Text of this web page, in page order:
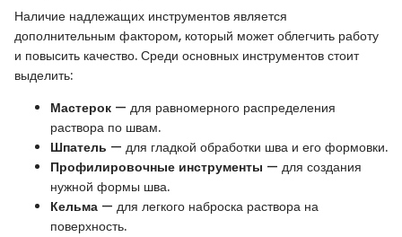
Наличие надлежащих инструментов является
дополнительным фактором, который может облегчить работу
и повысить качество. Среди основных инструментов стоит
выделить:
Мастерок — для равномерного распределения
раствора по швам.
Шпатель — для гладкой обработки шва и его формовки.
Профилировочные инструменты — для создания
нужной формы шва.
Кельма — для легкого наброска раствора на
поверхность.